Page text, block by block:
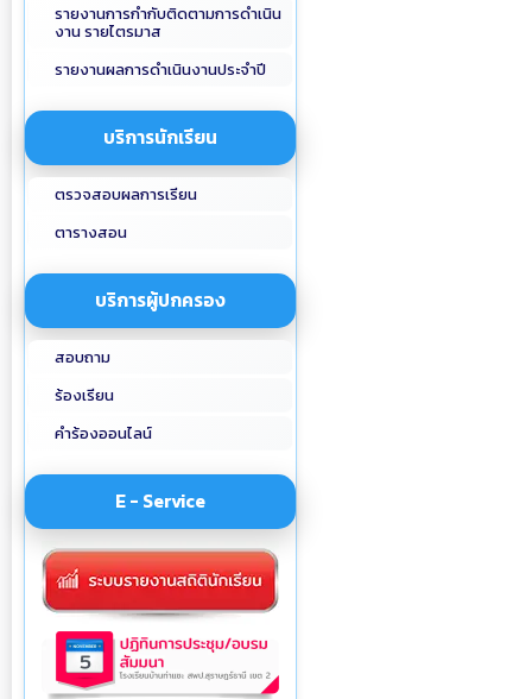
รายงานการกำกับติดตามการดำเนิน
งาน รายไตรมาส
รายงานผลการดำเนินงานประจำปี
บริการนักเรียน
ตรวจสอบผลการเรียน
ตารางสอน
บริการผู้ปกครอง
สอบถาม
ร้องเรียน
คำร้องออนไลน์
E - Service